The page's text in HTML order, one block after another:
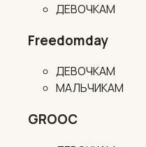
ДЕВОЧКАМ
Freedomday
ДЕВОЧКАМ
МАЛЬЧИКАМ
GROOC